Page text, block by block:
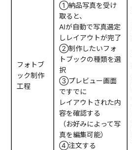
フォトブ
ック制作
工程
①納品写真を受け
取ると、
AIが自動で写真選定
しレイアウトが完了
②制作したいフォ
トブックの種類を選
択
③プレビュー画面
ですでに
レイアウトされた内
容を確認する
（お好みによって写
真を編集可能）
④注文する